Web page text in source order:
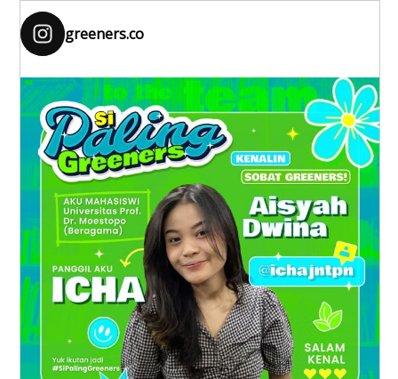
greeners.co